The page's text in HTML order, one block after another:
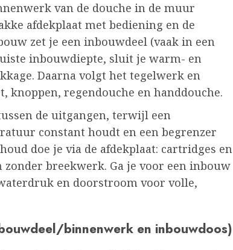
van de douche in de muur
afdekplaat met bediening en de
zet je een inbouwdeel (vaak in een
inbouwdiepte, sluit je warm- en
Daarna volgt het tegelwerk en
knoppen, regendouche en handdouche.
de uitgangen, terwijl een
constant houdt en een begrenzer
doe je via de afdekplaat: cartridges en
breekwerk. Ga je voor een inbouw
en doorstroom voor volle,
binnenwerk en inbouwdoos)